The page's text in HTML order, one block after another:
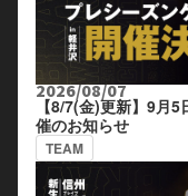
2026/08/07
【8/7(金)更新】9月
催のお知らせ
TEAM